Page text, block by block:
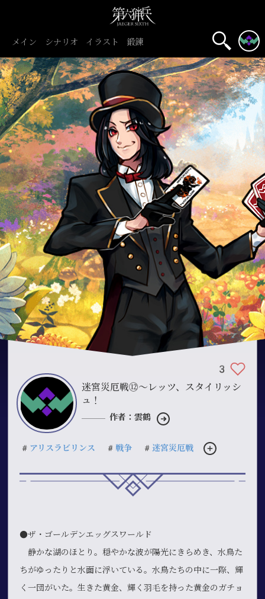
メイン シナリオ イラスト 鍛錬
3
迷宮災厄戦⑫〜レッツ、スタイリッシ
ュ！
作者：雲鶴
#アリスラビリンス #戦争 #迷宮災厄戦
●ザ・ゴールデンエッグスワールド
静かな湖のほとり。穏やかな波が陽光にきらめき、水鳥た
ちがゆったりと水面に浮いている。水鳥たちの中に一際、輝
く一団がいた。生きた黄金、輝く羽毛を持った黄金のガチョ